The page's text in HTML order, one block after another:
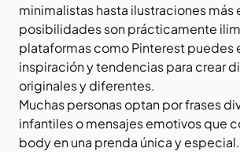
minimalistas hasta ilustraciones más
posibilidades son prácticamente
plataformas comoPinterestpuedes
inspiración y tendencias para crear
originales y diferentes.
Muchas personas optan por frases
infantiles o mensajes emotivos que
body en una prenda única y especial.